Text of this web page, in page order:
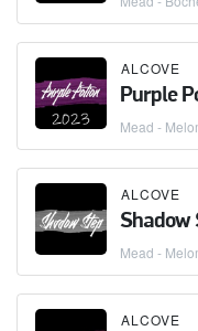
ALCOVE
Purple
Mead -
ALCOVE
Shadow
Mead -
ALCOVE